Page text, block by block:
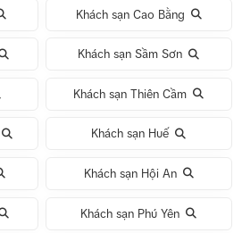
Khách sạn Cao Bằng
Khách sạn Sầm Sơn
Khách sạn Thiên Cầm
Khách sạn Huế
Khách sạn Hội An
Khách sạn Phú Yên